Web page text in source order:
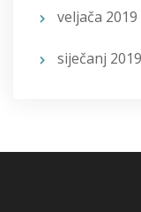
veljača 2019
siječanj 2019